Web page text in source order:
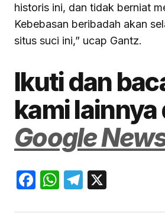
historis ini, dan tidak berniat
Kebebasan beribadah akan
situs suci ini,” ucap Gantz.
Ikuti dan
kami lainnya
Google
Facebook
WhatsApp
Telegram